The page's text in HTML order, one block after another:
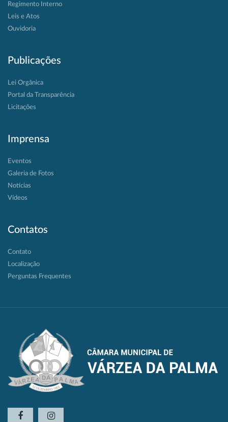
Regimento Interno
Leis e Atos
Ouvidoria
Publicações
Lei Orgânica
Portal da Transparência
Licitações
Imprensa
Eventos
Galeria de Fotos
Notícias
Vídeos
Contatos
Contato
Localização
Perguntas Frequentes